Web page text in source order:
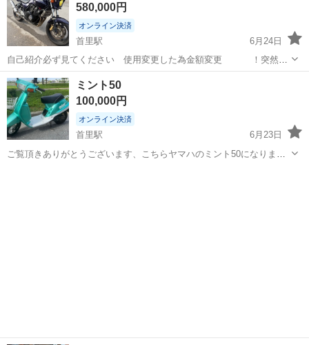
580,000円
オンライン決済
首里駅
6月24日
自己紹介必ず見てください 使用変更した為金額変更 ！突然の
オンライン決済迷惑です！ 車検 令和９年5月 走行距離2万キロ 使
用する為距離のびます 外装塗装 紺色パール(業者に依頼)／ビキニ
カウル／キャブOH 社...
沖縄 南城市 首里駅
ミント50
100,000円
オンライン決済
首里駅
6月23日
ご覧頂きありがとうございます、こちらヤマハのミント50になりま